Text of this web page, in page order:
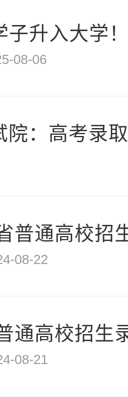
子升入大学
08-06
院：高考录
普通高校招
08-22
通高校招生
08-21